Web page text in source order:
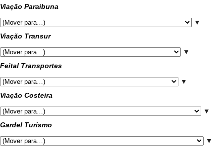
Viação Paraibuna
▼
Viação Transur
▼
Feital Transportes
▼
Viação Costeira
▼
Gardel Turismo
▼